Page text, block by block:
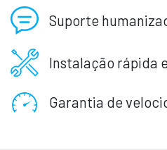
Suporte
Instalação rápida
Garantia de